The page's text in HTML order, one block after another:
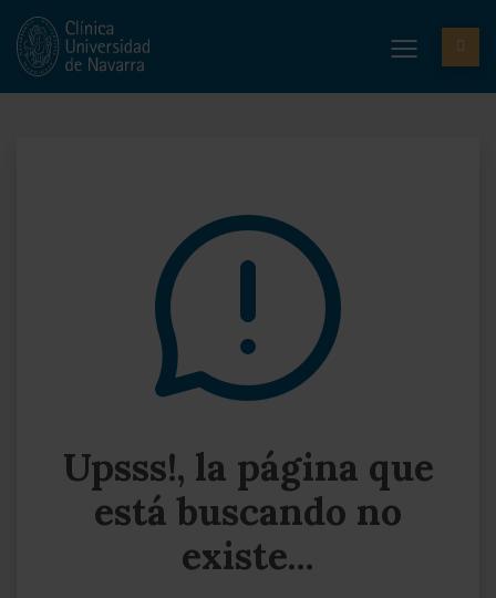
Upsss!, la página que
está buscando no
existe...